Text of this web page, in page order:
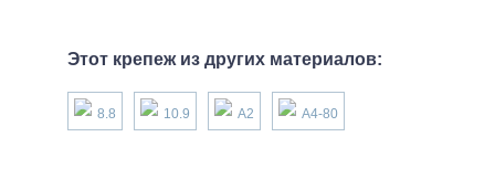
Этот крепеж из других материалов:
8.8 10.9 А2 А4-80